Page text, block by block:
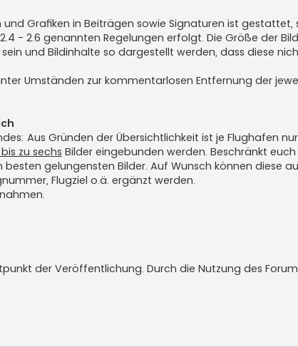
Grafiken in Beiträgen sowie Signaturen ist gestattet,
2.4 - 2.6 genannten Regelungen erfolgt. Die Größe der
und Bildinhalte so dargestellt werden, dass diese
Umständen zur kommentarlosen Entfernung der
Aus Gründen der Übersichtlichkeit ist je Flughafen
zu sechs Bilder eingebunden werden. Beschränkt
gelungensten Bilder. Auf Wunsch können diese
Flugziel o.ä. ergänzt werden.
der Veröffentlichung. Durch die Nutzung des